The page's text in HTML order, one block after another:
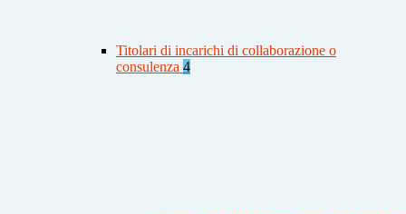
Titolari di incarichi di collaborazione o
consulenza 4